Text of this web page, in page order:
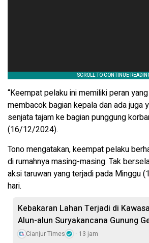
“Keempat pelaku ini memiliki peran
membacok bagian kepala dan ada juga
senjata tajam ke bagian punggung
(16/12/2024).
Tono mengatakan, keempat pelaku
di rumahnya masing-masing. Tak
aksi taruwan yang terjadi pada Minggu
hari.
Kebakaran Lahan Terjadi di
Alun-alun Suryakancana Gunung
Cianjur Times 13 jam